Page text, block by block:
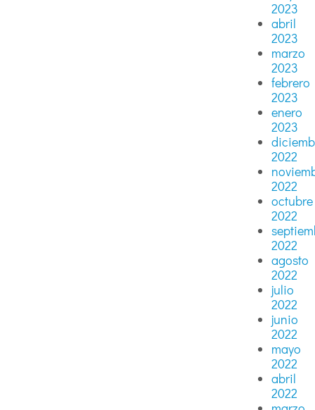
2023
abril
2023
marzo
2023
febrero
2023
enero
2023
2022
2022
octubre
2022
2022
agosto
2022
julio
2022
junio
2022
mayo
2022
abril
2022